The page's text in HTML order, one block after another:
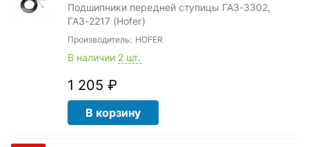
Подшипники передней ступицы ГАЗ-3302,
ГАЗ-2217 (Hofer)
Производитель: HOFER
В наличии 2 шт.
1 205 ₽
В корзину